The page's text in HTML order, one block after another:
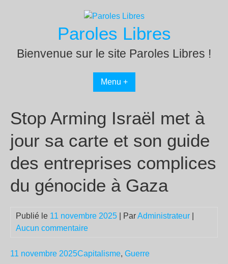
Paroles Libres
Bienvenue sur le site Paroles Libres !
Menu +
Stop Arming Israël met à
jour sa carte et son guide
des entreprises complices
du génocide à Gaza
Publié le 11 novembre 2025 | ParAdministrateur
Aucun commentaire
11 novembre 2025Capitalisme, Guerre